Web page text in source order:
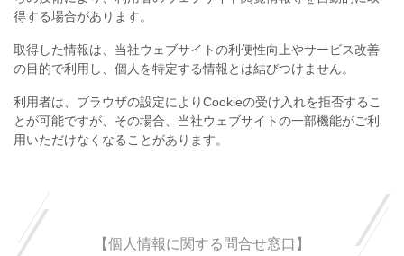
得する場合があります。
取得した情報は、当社ウェブサイトの利便性向上やサービス改善
の目的で利用し、個人を特定する情報とは結びつけません。
利用者は、ブラウザの設定によりCookieの受け入れを拒否するこ
とが可能ですが、その場合、当社ウェブサイトの一部機能がご利
用いただけなくなることがあります。
【個人情報に関する問合せ窓口】